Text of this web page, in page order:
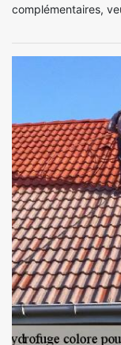
complémentaires,